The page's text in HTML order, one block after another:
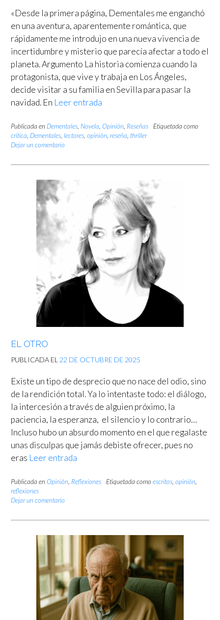
«Desde la primera página, Dementales me enganchó
en una aventura, aparentemente romántica, que
rápidamente me introdujo en una nueva vivencia de
incertidumbre y misterio que parecía afectar a todo el
planeta. Argumento La historia comienza cuando la
protagonista, que vive y trabaja en Los Ángeles,
decide visitar a su familia en Sevilla para pasar la
navidad. En Leer entrada
Publicada en Dementales Novela Opinión Reseñas
Etiquetada como
crítica Dementales lectores opinión reseña thriller
Dejar un comentario
EL OTRO
PUBLICADA EL 22 DE OCTUBRE DE 2025
Existe un tipo de desprecio que no nace del odio, sino
de la rendición total. Ya lo intentaste todo: el diálogo,
la intercesión a través de alguien próximo, la
paciencia, la esperanza, el silencio y lo contrario…
Incluso hubo un absurdo momento en el que regalaste
unas disculpas que jamás debiste ofrecer, pues no
eras Leer entrada
Publicada en Opinión Reflexiones Etiquetada como escritos opinión
reflexiones
Dejar un comentario